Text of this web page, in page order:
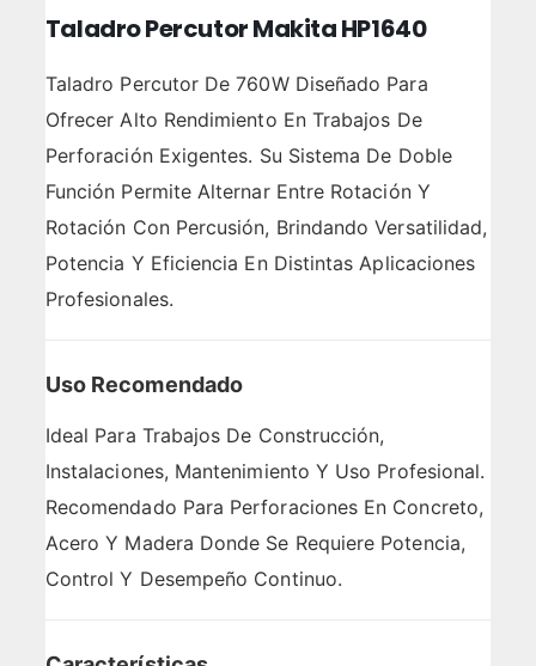
Taladro Percutor Makita HP1640
Taladro Percutor De 760W Diseñado Para
Ofrecer Alto Rendimiento En Trabajos De
Perforación Exigentes. Su Sistema De Doble
Función Permite Alternar Entre Rotación Y
Rotación Con Percusión, Brindando Versatilidad,
Potencia Y Eficiencia En Distintas Aplicaciones
Profesionales.
Uso Recomendado
Ideal Para Trabajos De Construcción,
Instalaciones, Mantenimiento Y Uso Profesional.
Recomendado Para Perforaciones En Concreto,
Acero Y Madera Donde Se Requiere Potencia,
Control Y Desempeño Continuo.